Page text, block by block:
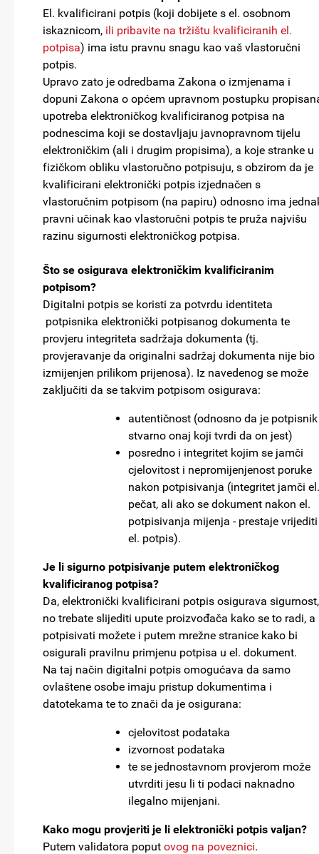
El. kvalificirani potpis (koji dobijete s el. osobnom
iskaznicom, ili pribavite na tržištu kvalificiranih el.
potpisa) ima istu pravnu snagu kao vaš vlastoručni
potpis.
Upravo zato je odredbama Zakona o izmjenama i
dopuni Zakona o općem upravnom postupku
upotreba elektroničkog kvalificiranog potpisa na
podnescima koji se dostavljaju javnopravnom tijelu
elektroničkim (ali i drugim propisima), a koje stranke u
fizičkom obliku vlastoručno potpisuju, s obzirom da je
kvalificirani elektronički potpis izjednačen s
vlastoručnim potpisom (na papiru) odnosno ima
pravni učinak kao vlastoručni potpis te pruža najvišu
razinu sigurnosti elektroničkog potpisa.
Što se osigurava elektroničkim kvalificiranim
potpisom?
Digitalni potpis se koristi za potvrdu identiteta
potpisnika elektronički potpisanog dokumenta te
provjeru integriteta sadržaja dokumenta (tj.
provjeravanje da originalni sadržaj dokumenta nije bio
izmijenjen prilikom prijenosa). Iz navedenog se može
zaključiti da se takvim potpisom osigurava:
autentičnost (odnosno da je potpisnik
stvarno onaj koji tvrdi da on jest)
posredno i integritet kojim se jamči
cjelovitost i nepromijenjenost poruke
nakon potpisivanja (integritet jamči el.
pečat, ali ako se dokument nakon el.
potpisivanja mijenja - prestaje
el. potpis).
Je li sigurno potpisivanje putem elektroničkog
kvalificiranog potpisa?
Da, elektronički kvalificirani potpis osigurava sigurnost,
no trebate slijediti upute proizvođača kako se to radi, a
potpisivati možete i putem mrežne stranice kako bi
osigurali pravilnu primjenu potpisa u el. dokument.
Na taj način digitalni potpis omogućava da samo
ovlaštene osobe imaju pristup dokumentima i
datotekama te to znači da je osigurana:
cjelovitost podataka
izvornost podataka
te se jednostavnom provjerom može
utvrditi jesu li ti podaci naknadno
ilegalno mijenjani.
Kako mogu provjeriti je li elektronički potpis valjan?
Putem validatora poput ovog na poveznici.